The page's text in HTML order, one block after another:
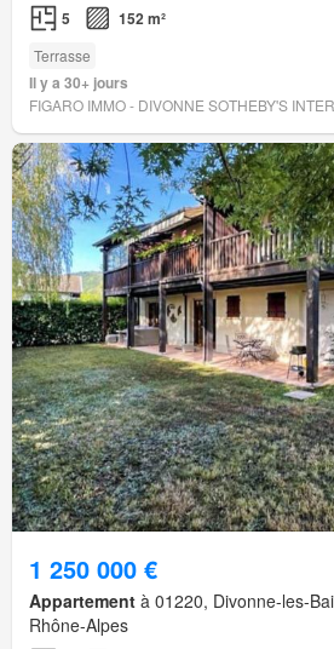
5 152 m²
Terrasse
Il y a 30+ jours
1 250 000 €
Appartement à 01220, Divonne-les-
Rhône-Alpes